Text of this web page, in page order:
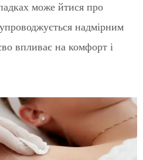
може йтися про
надмірним
впливає на комфорт і